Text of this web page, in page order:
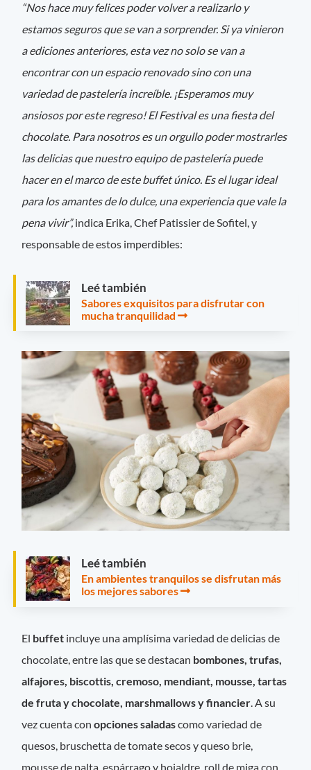
“Nos hace muy felices poder volver a realizarlo y
estamos seguros que se van a sorprender. Si ya vinieron
a ediciones anteriores, esta vez no solo se van a
encontrar con un espacio renovado sino con una
variedad de pastelería increíble. ¡Esperamos muy
ansiosos por este regreso! El Festival es una fiesta del
chocolate. Para nosotros es un orgullo poder mostrarles
las delicias que nuestro equipo de pastelería puede
hacer en el marco de este buffet único. Es el lugar ideal
para los amantes de lo dulce, una experiencia que vale la
pena vivir”,indica Erika, Chef Patissier de Sofitel, y
responsable de estos imperdibles:
Leé también
Sabores exquisitos para disfrutar con
mucha tranquilidad
Leé también
En ambientes tranquilos se disfrutan más
los mejores sabores
El buffet incluye una amplísima variedad de delicias de
chocolate, entre las que se destacan bombones, trufas,
alfajores, biscottis, cremoso, mendiant, mousse, tartas
de fruta y chocolate, marshmallows y financier . A su
vez cuenta con opciones saladascomo variedad de
quesos, bruschetta de tomate secos y queso brie,
mousse de palta, espárrago y hojaldre, roll de miga con